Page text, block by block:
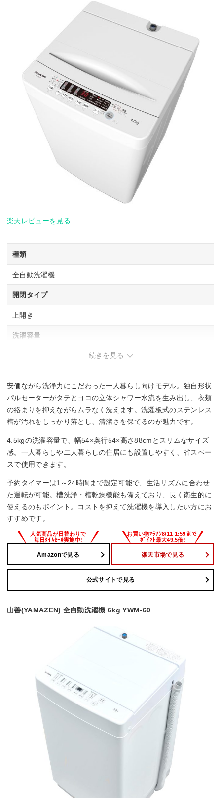
楽天レビューを見る
種類
全自動洗濯機
開閉タイプ
上開き
洗濯容量
ー
騒音レベル(洗濯時/脱水時/乾燥時)
41/47/- dB
幅x高さx奥行き
続きを見る
安価ながら洗浄力にこだわった一人暮らし向けモデル。独自形状
パルセーターがタテとヨコの立体シャワー水流を生み出し、衣類
の絡まりを抑えながらムラなく洗えます。洗濯板式のステンレス
槽が汚れをしっかり落とし、清潔さを保てるのが魅力です。
4.5kgの洗濯容量で、幅54×奥行54×高さ88cmとスリムなサイズ
感。一人暮らしや二人暮らしの住居にも設置しやすく、省スペー
スで使用できます。
予約タイマーは1～24時間まで設定可能で、生活リズムに合わせ
た運転が可能。槽洗浄・槽乾燥機能も備えており、長く衛生的に
使えるのもポイント。コストを抑えて洗濯機を導入したい方にお
すすめです。
Amazonで見る 楽天市場で見る
公式サイトで見る
山善(YAMAZEN) 全自動洗濯機 6kg YWM-60